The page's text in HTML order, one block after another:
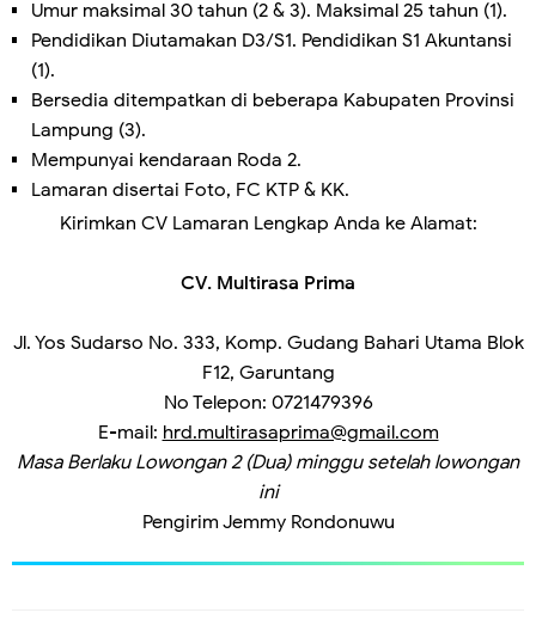
Umur maksimal 30 tahun (2 & 3). Maksimal 25 tahun (1).
Pendidikan Diutamakan D3/S1. Pendidikan S1 Akuntansi
(1).
Bersedia ditempatkan di beberapa Kabupaten Provinsi
Lampung (3).
Mempunyai kendaraan Roda 2.
Lamaran disertai Foto, FC KTP & KK.
Kirimkan CV Lamaran Lengkap Anda ke Alamat:
CV. Multirasa Prima
Jl. Yos Sudarso No. 333, Komp. Gudang Bahari Utama Blok
F12, Garuntang
No Telepon: 0721479396
E-mail: hrd.multirasaprima@gmail.com
Masa Berlaku Lowongan 2 (Dua) minggu setelah lowongan
ini
Pengirim Jemmy Rondonuwu